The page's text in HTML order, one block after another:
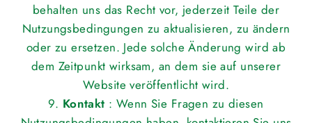
behalten uns das Recht vor, jederzeit Teile der
Nutzungsbedingungen zu aktualisieren, zu ändern
oder zu ersetzen. Jede solche Änderung wird ab
dem Zeitpunkt wirksam, an dem sie auf unserer
Website veröffentlicht wird.
9. Kontakt : Wenn Sie Fragen zu diesen